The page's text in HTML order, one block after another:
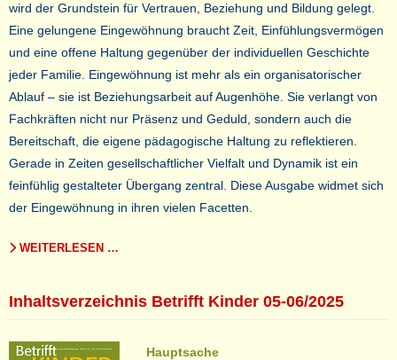
wird der Grundstein für Vertrauen, Beziehung und Bildung gelegt.
Eine gelungene Eingewöhnung braucht Zeit, Einfühlungsvermögen
und eine offene Haltung gegenüber der individuellen Geschichte
jeder Familie. Eingewöhnung ist mehr als ein organisatorischer
Ablauf – sie ist Beziehungsarbeit auf Augenhöhe. Sie verlangt von
Fachkräften nicht nur Präsenz und Geduld, sondern auch die
Bereitschaft, die eigene pädagogische Haltung zu reflektieren.
Gerade in Zeiten gesellschaftlicher Vielfalt und Dynamik ist ein
feinfühlig gestalteter Übergang zentral. Diese Ausgabe widmet sich
der Eingewöhnung in ihren vielen Facetten.
WEITERLESEN …
Inhaltsverzeichnis Betrifft Kinder 05-06/2025
Hauptsache